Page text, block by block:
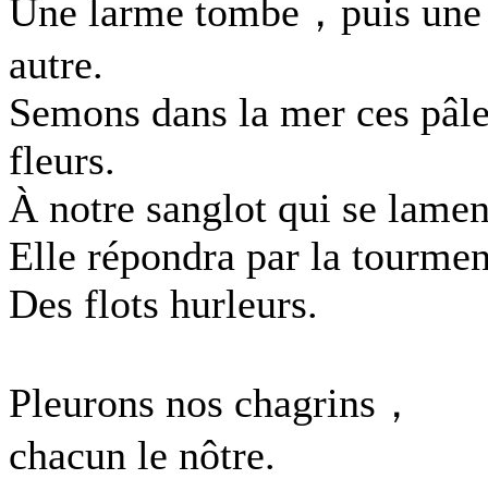
Une larme tombe，puis une
autre.
Semons dans la mer ces
fleurs.
À notre sanglot qui se
Elle répondra par la
Des flots hurleurs.
Pleurons nos chagrins，
chacun le nôtre.